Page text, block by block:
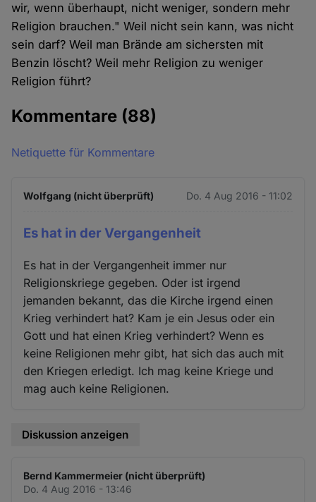
wir, wenn überhaupt, nicht weniger, sondern mehr
Religion brauchen." Weil nicht sein kann, was nicht
sein darf? Weil man Brände am sichersten mit
Benzin löscht? Weil mehr Religion zu weniger
Religion führt?
Kommentare (88)
Netiquette für Kommentare
Wolfgang (nicht überprüft) Do. 4 Aug 2016 - 11:02
Es hat in der Vergangenheit
Es hat in der Vergangenheit immer nur
Religionskriege gegeben. Oder ist irgend
jemanden bekannt, das die Kirche irgend einen
Krieg verhindert hat? Kam je ein Jesus oder ein
Gott und hat einen Krieg verhindert? Wenn es
keine Religionen mehr gibt, hat sich das auch mit
den Kriegen erledigt. Ich mag keine Kriege und
mag auch keine Religionen.
Diskussion anzeigen
Bernd Kammermeier (nicht überprüft)
Do. 4 Aug 2016 - 13:46